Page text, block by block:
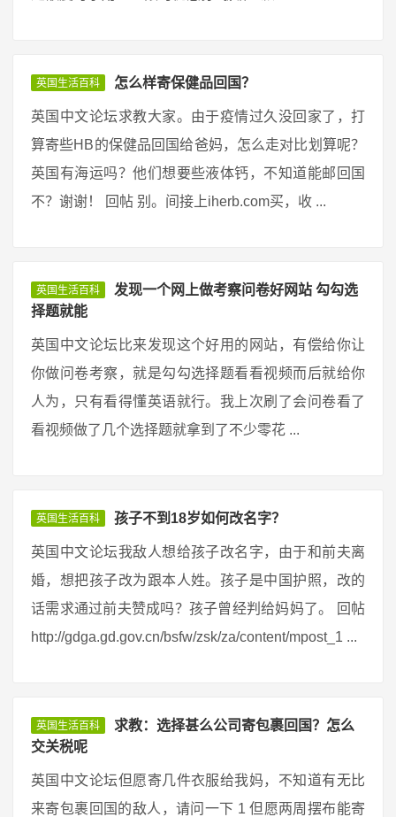
英国生活百科 怎么样寄保健品回国？
英国中文论坛求教大家。由于疫情过久没回家了，打
算寄些HB的保健品回国给爸妈，怎么走对比划算呢？
英国有海运吗？他们想要些液体钙，不知道能邮回国
不？谢谢！ 回帖 别。间接上iherb.com买，收 ...
英国生活百科
发现一个网上做考察问卷好网站 勾勾选
择题就能
英国中文论坛比来发现这个好用的网站，有偿给你让
你做问卷考察，就是勾勾选择题看看视频而后就给你
人为，只有看得懂英语就行。我上次刷了会问卷看了
看视频做了几个选择题就拿到了不少零花 ...
英国生活百科 孩子不到18岁如何改名字？
英国中文论坛我敌人想给孩子改名字，由于和前夫离
婚，想把孩子改为跟本人姓。孩子是中国护照，改的
话需求通过前夫赞成吗？孩子曾经判给妈妈了。 回帖
http://gdga.gd.gov.cn/bsfw/zsk/za/content/mpost_1 ...
英国生活百科
求教：选择甚么公司寄包裹回国？怎么
交关税呢
英国中文论坛但愿寄几件衣服给我妈，不知道有无比
来寄包裹回国的敌人，请问一下 1 但愿两周摆布能寄